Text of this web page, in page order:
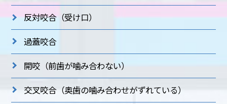
反対咬合（受け口）
過蓋咬合
開咬 （前歯が噛み合わない）
交叉咬合（奥歯の噛み合わせがずれている）